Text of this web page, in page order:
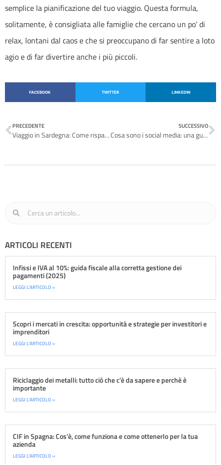
semplice la pianificazione del tuo viaggio. Questa formula,
solitamente, è consigliata alle famiglie che cercano un po’ di
relax, lontani dal caos e che si preoccupano di far sentire a loto
agio e di far divertire anche i più piccoli.
FACEBOOK TWITTER LINKEDIN
PRECEDENTE
Viaggio in Sardegna: Come risparmiare sulla prenotazione?
SUCCESSIVO
Cosa sono i social media: una guida completa
ARTICOLI RECENTI
Infissi e IVA al 10%: guida fiscale alla corretta gestione dei
pagamenti (2025)
LEGGI L'ARTICOLO »
Scopri i mercati in crescita: opportunità e strategie per investitori e
imprenditori
LEGGI L'ARTICOLO »
Riciclaggio dei metalli: tutto ciò che c’è da sapere e perchè è
importante
LEGGI L'ARTICOLO »
CIF in Spagna: Cos’è, come funziona e come ottenerlo per la tua
azienda
LEGGI L'ARTICOLO »